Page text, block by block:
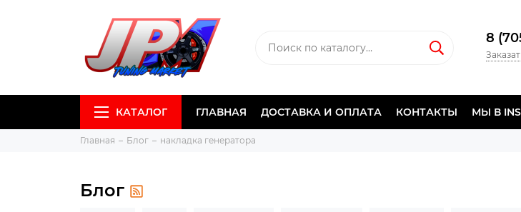
8
КАТАЛОГ ГЛАВНАЯ ДОСТАВКА И ОПЛАТА КОНТАКТЫ МЫ В
Главная Блог накладка генератора
Блог